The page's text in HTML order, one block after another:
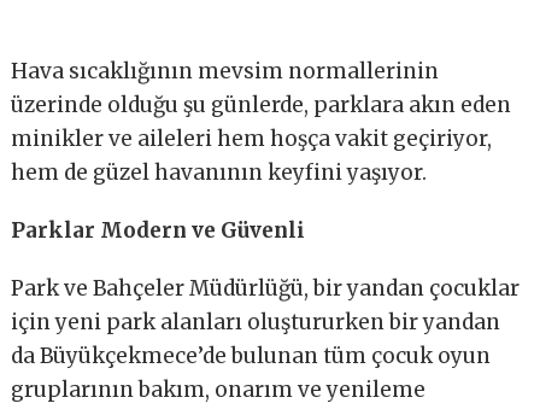
Hava sıcaklığının mevsim normallerinin
üzerinde olduğu şu günlerde, parklara akın eden
minikler ve aileleri hem hoşça vakit geçiriyor,
hem de güzel havanının keyfini yaşıyor.
Parklar Modern ve Güvenli
Park ve Bahçeler Müdürlüğü, bir yandan çocuklar
için yeni park alanları oluştururken bir yandan
da Büyükçekmece’de bulunan tüm çocuk oyun
gruplarının bakım, onarım ve yenileme